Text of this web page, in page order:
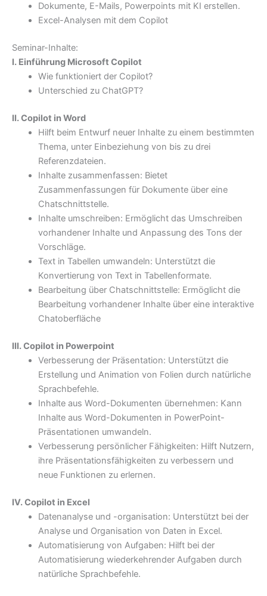
Dokumente, E-Mails, Powerpoints mit KI erstellen.
Excel-Analysen mit dem Copilot
Seminar-Inhalte:
I. Einführung Microsoft Copilot
Wie funktioniert der Copilot?
Unterschied zu ChatGPT?
II. Copilot in Word
Hilft beim Entwurf neuer Inhalte zu einem bestimmten
Thema, unter Einbeziehung von bis zu drei
Referenzdateien.
Inhalte zusammenfassen: Bietet
Zusammenfassungen für Dokumente über eine
Chatschnittstelle.
Inhalte umschreiben: Ermöglicht das Umschreiben
vorhandener Inhalte und Anpassung des Tons der
Vorschläge.
Text in Tabellen umwandeln: Unterstützt die
Konvertierung von Text in Tabellenformate.
Bearbeitung über Chatschnittstelle: Ermöglicht die
Bearbeitung vorhandener Inhalte über eine interaktive
Chatoberfläche
III. Copilot in Powerpoint
Verbesserung der Präsentation: Unterstützt die
Erstellung und Animation von Folien durch natürliche
Sprachbefehle.
Inhalte aus Word-Dokumenten übernehmen: Kann
Inhalte aus Word-Dokumenten in PowerPoint-
Präsentationen umwandeln.
Verbesserung persönlicher Fähigkeiten: Hilft Nutzern,
ihre Präsentationsfähigkeiten zu verbessern und
neue Funktionen zu erlernen.
IV. Copilot in Excel
Datenanalyse und -organisation: Unterstützt bei der
Analyse und Organisation von Daten in Excel.
Automatisierung von Aufgaben: Hilft bei der
Automatisierung wiederkehrender Aufgaben durch
natürliche Sprachbefehle.